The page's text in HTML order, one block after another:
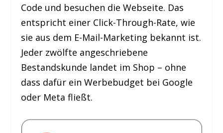
Code und besuchen die Webseite. Das
entspricht einer Click-Through-Rate, wie
sie aus dem E-Mail-Marketing bekannt ist.
Jeder zwölfte angeschriebene
Bestandskunde landet im Shop – ohne
dass dafür ein Werbebudget bei Google
oder Meta fließt.